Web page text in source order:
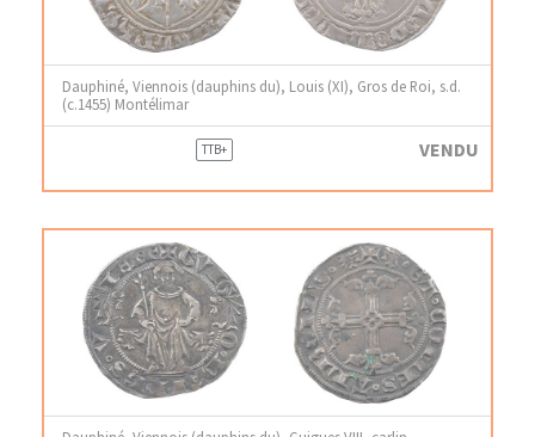
Dauphiné, Viennois (dauphins du), Louis (XI), Gros de Roi, s.d.
(c.1455) Montélimar
TTB+ VENDU